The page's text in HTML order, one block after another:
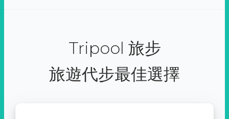
Tripool 旅步
旅遊代步最佳選擇